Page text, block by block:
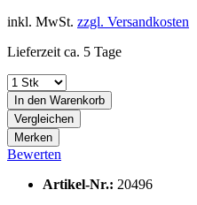
inkl. MwSt. zzgl. Versandkosten
Lieferzeit ca. 5 Tage
In den Warenkorb
Vergleichen
Merken
Bewerten
Artikel-Nr.: 20496